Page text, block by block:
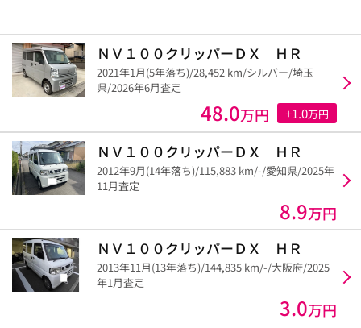
ＮＶ１００クリッパーＤＸ ＨＲ
2021年1月(5年落ち)/28,452 km/シルバー/埼玉
県/2026年6月査定
48.0万円 +1.0万円
ＮＶ１００クリッパーＤＸ ＨＲ
2012年9月(14年落ち)/115,883 km/-/愛知県/2025年
11月査定
8.9万円
ＮＶ１００クリッパーＤＸ ＨＲ
2013年11月(13年落ち)/144,835 km/-/大阪府/2025
年1月査定
3.0万円